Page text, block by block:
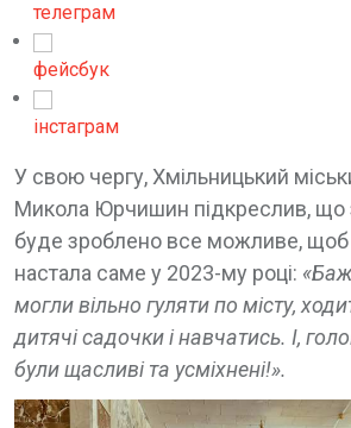
телеграм
фейсбук
інстаграм
У свою чергу, Хмільницький
Микола Юрчишин підкреслив, що
буде зроблено все можливе,
настала саме у 2023-му році:
могли вільно гуляти по місту,
дитячі садочки і навчатись. І,
були щасливі та усміхнені!».